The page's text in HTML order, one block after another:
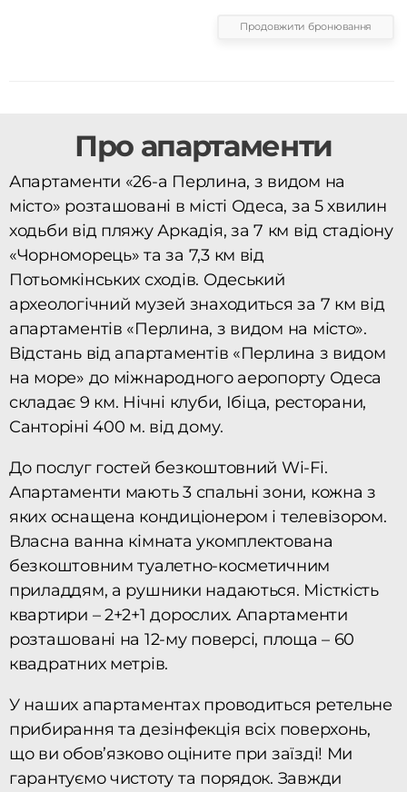
Продовжити бронювання
Про апартаменти
Апартаменти «26-а Перлина, з видом на
місто» розташовані в місті Одеса, за 5 хвилин
ходьби від пляжу Аркадія, за 7 км від стадіону
«Чорноморець» та за 7,3 км від
Потьомкінських сходів. Одеський
археологічний музей знаходиться за 7 км від
апартаментів «Перлина, з видом на місто».
Відстань від апартаментів «Перлина з видом
на море» до міжнародного аеропорту Одеса
складає 9 км. Нічні клуби, Ібіца, ресторани,
Санторіні 400 м. від дому.
До послуг гостей безкоштовний Wi-Fi.
Апартаменти мають 3 спальні зони, кожна з
яких оснащена кондиціонером і телевізором.
Власна ванна кімната укомплектована
безкоштовним туалетно-косметичним
приладдям, а рушники надаються. Місткість
квартири – 2+2+1 дорослих. Апартаменти
розташовані на 12-му поверсі, площа – 60
квадратних метрів.
У наших апартаментах проводиться ретельне
прибирання та дезінфекція всіх поверхонь,
що ви обов’язково оціните при заїзді! Ми
гарантуємо чистоту та порядок. Завжди